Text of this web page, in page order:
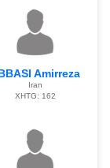
Amirreza
Iran
XHTG: 162